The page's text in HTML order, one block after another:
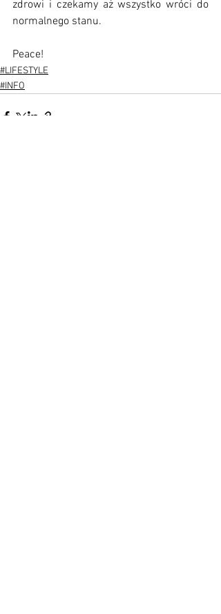
zdrowi i czekamy aż wszystko wróci do
normalnego stanu.
Peace!
#LIFESTYLE
#INFO